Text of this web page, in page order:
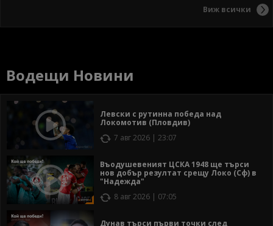
Виж всички
Водещи Новини
Левски с рутинна победа над
Локомотив (Пловдив)
7 авг 2026 | 23:07
Въодушевеният ЦСКА 1948 ще търси
нов добър резултат срещу Локо (Сф) в
"Надежда"
8 авг 2026 | 07:05
Дунав търси първи точки след